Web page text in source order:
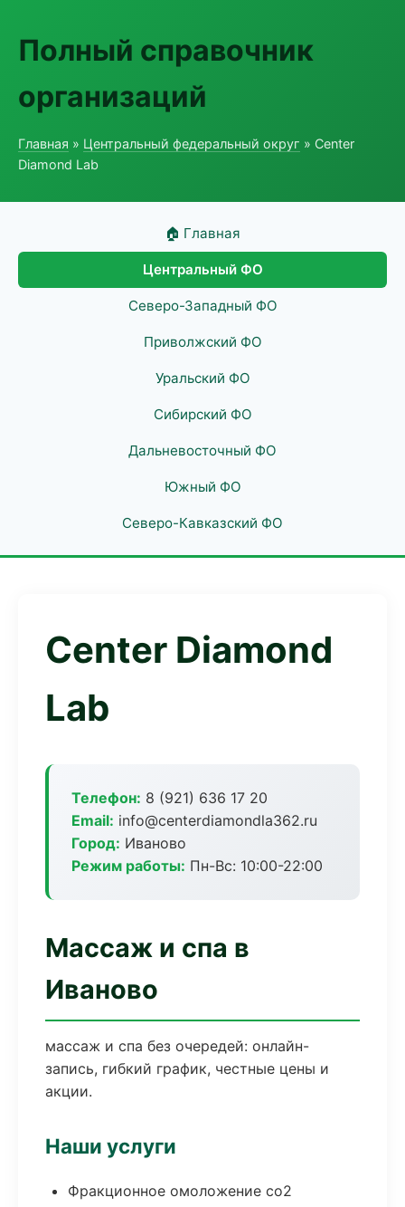
Полный справочник
организаций
Главная » Центральный федеральный округ » Center
Diamond Lab
🏠 Главная
Центральный ФО
Северо-Западный ФО
Приволжский ФО
Уральский ФО
Сибирский ФО
Дальневосточный ФО
Южный ФО
Северо-Кавказский ФО
Center Diamond
Lab
Телефон: 8 (921) 636 17 20
Email: info@centerdiamondla362.ru
Город: Иваново
Режим работы: Пн-Вс: 10:00-22:00
Массаж и спа в
Иваново
массаж и спа без очередей: онлайн-
запись, гибкий график, честные цены и
акции.
Наши услуги
Фракционное омоложение co2